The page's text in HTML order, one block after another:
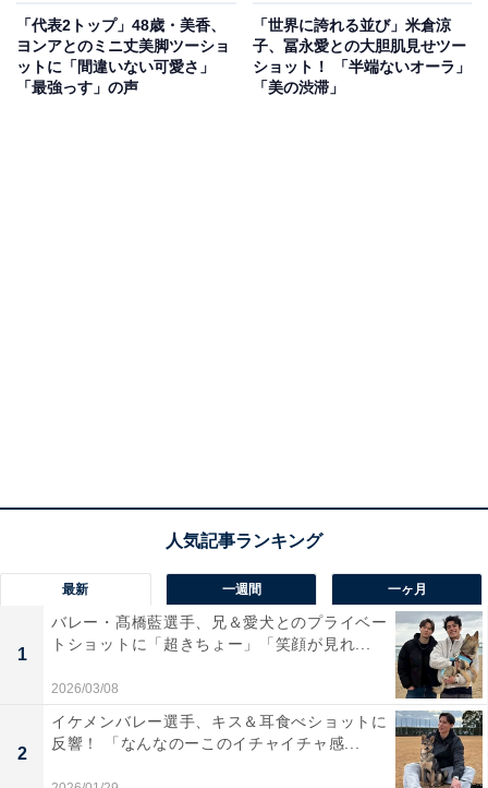
「代表2トップ」48歳・美香、
ヨンアとのミニ丈美脚ツーショ
ットに「間違いない可愛さ」
「最強っす」の声
「世界に誇れる並び」米倉涼
子、冨永愛との大胆肌見せツー
ショット！ 「半端ないオーラ」
「美の渋滞」
最新 一週間 一ヶ月
1
バレー・髙橋藍選手、兄＆愛犬とのプライベー
トショットに「超きちょー」「笑顔が見れ...
2026/03/08
2
イケメンバレー選手、キス＆耳食べショットに
反響！ 「なんなのーこのイチャイチャ感...